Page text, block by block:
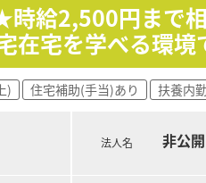
給2,500円まで
在宅を学べる環境
) 住宅補助(手当)あり 扶養内
法人名 非公開